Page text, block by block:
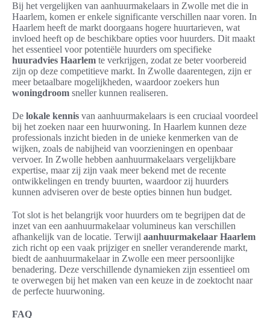
Bij het vergelijken van aanhuurmakelaars in Zwolle met die in
Haarlem, komen er enkele significante verschillen naar voren. In
Haarlem heeft de markt doorgaans hogere huurtarieven, wat
invloed heeft op de beschikbare opties voor huurders. Dit maakt
het essentieel voor potentiële huurders om specifieke
huuradvies Haarlem te verkrijgen, zodat ze beter voorbereid
zijn op deze competitieve markt. In Zwolle daarentegen, zijn er
meer betaalbare mogelijkheden, waardoor zoekers hun
woningdroom sneller kunnen realiseren.
De lokale kennis van aanhuurmakelaars is een cruciaal voordeel
bij het zoeken naar een huurwoning. In Haarlem kunnen deze
professionals inzicht bieden in de unieke kenmerken van de
wijken, zoals de nabijheid van voorzieningen en openbaar
vervoer. In Zwolle hebben aanhuurmakelaars vergelijkbare
expertise, maar zij zijn vaak meer bekend met de recente
ontwikkelingen en trendy buurten, waardoor zij huurders
kunnen adviseren over de beste opties binnen hun budget.
Tot slot is het belangrijk voor huurders om te begrijpen dat de
inzet van een aanhuurmakelaar volumineus kan verschillen
afhankelijk van de locatie. Terwijl aanhuurmakelaar Haarlem
zich richt op een vaak prijziger en sneller veranderende markt,
biedt de aanhuurmakelaar in Zwolle een meer persoonlijke
benadering. Deze verschillende dynamieken zijn essentieel om
te overwegen bij het maken van een keuze in de zoektocht naar
de perfecte huurwoning.
FAQ